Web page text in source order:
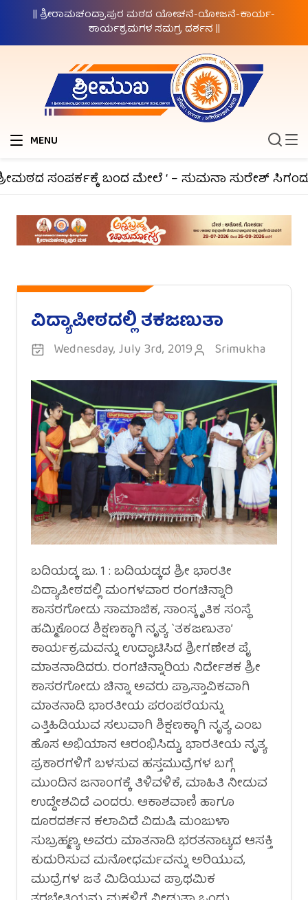
|| ಶ್ರೀರಾಮಚಂದ್ರಾಪುರ ಮಠದ ಯೋಚನೆ-ಯೋಜನೆ-ಕಾರ್ಯ-
ಕಾರ್ಯಕ್ರಮಗಳ ಸಮಗ್ರ ದರ್ಶನ ||
MENU
ಸಂಪರ್ಕಕ್ಕೆ ಬಂದ ಮೇಲೆ ‘ – ಸುಮನಾ ಸುರೇಶ್
ವಿದ್ಯಾಪೀಠದಲ್ಲಿ ತಕಜಣುತಾ
Wednesday, July 3rd, 2019 Srimukha
ಬದಿಯಡ್ಕ ಜು. 1 : ಬದಿಯಡ್ಕದ ಶ್ರೀ ಭಾರತೀ
ವಿದ್ಯಾಪೀಠದಲ್ಲಿ ಮಂಗಳವಾರ ರಂಗಚಿನ್ನಾರಿ
ಕಾಸರಗೋಡು ಸಾಮಾಜಿಕ, ಸಾಂಸ್ಕೃತಿಕ ಸಂಸ್ಥೆ
ಹಮ್ಮಿಕೊಂಡ ಶಿಕ್ಷಣಕ್ಕಾಗಿ ನೃತ್ಯ `ತಕಜಣುತಾ’
ಕಾರ್ಯಕ್ರಮವನ್ನು ಉದ್ಘಾಟಿಸಿದ ಶ್ರೀಗಣೇಶ ಪೈ
ಮಾತನಾಡಿದರು. ರಂಗಚಿನ್ನಾರಿಯ ನಿರ್ದೇಶಕ ಶ್ರೀ
ಕಾಸರಗೋಡು ಚಿನ್ನಾ ಅವರು ಪ್ರಾಸ್ತಾವಿಕವಾಗಿ
ಮಾತನಾಡಿ ಭಾರತೀಯ ಪರಂಪರೆಯನ್ನು
ಎತ್ತಿಹಿಡಿಯುವ ಸಲುವಾಗಿ ಶಿಕ್ಷಣಕ್ಕಾಗಿ ನೃತ್ಯ ಎಂಬ
ಹೊಸ ಅಭಿಯಾನ ಆರಂಭಿಸಿದ್ದು, ಭಾರತೀಯ ನೃತ್ಯ
ಪ್ರಕಾರಗಳಿಗೆ ಬಳಸುವ ಹಸ್ತಮುದ್ರೆಗಳ ಬಗ್ಗೆ
ಮುಂದಿನ ಜನಾಂಗಕ್ಕೆ ತಿಳಿವಳಿಕೆ, ಮಾಹಿತಿ ನೀಡುವ
ಉದ್ದೇಶವಿದೆ ಎಂದರು. ಆಕಾಶವಾಣಿ ಹಾಗೂ
ದೂರದರ್ಶನ ಕಲಾವಿದೆ ವಿದುಷಿ ಮಂಜುಳಾ
ಸುಬ್ರಹ್ಮಣ್ಯ ಅವರು ಮಾತನಾಡಿ ಭರತನಾಟ್ಯದ ಆಸಕ್ತಿ
ಕುದುರಿಸುವ ಮನೋಧರ್ಮವನ್ನು ಅರಿಯುವ,
ಮುದ್ರೆಗಳ ಜತೆ ಮಿಡಿಯುವ ಪ್ರಾಥಮಿಕ